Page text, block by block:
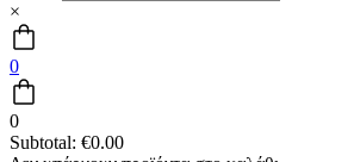
×
0
0
Subtotal: €0.00